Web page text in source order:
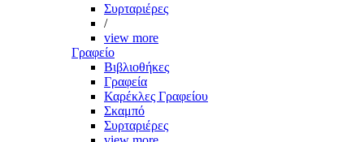
Συρταριέρες
/
view more
Γραφείο
Βιβλιοθήκες
Γραφεία
Καρέκλες Γραφείου
Σκαμπό
Συρταριέρες